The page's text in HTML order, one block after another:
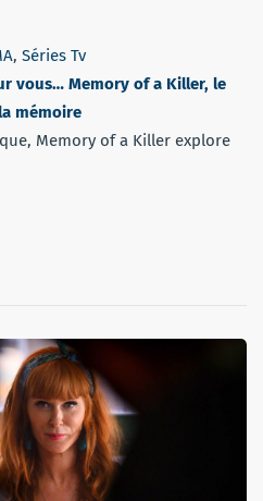
, Séries Tv
vous… Memory of a Killer, le
mémoire
Memory of a Killer explore